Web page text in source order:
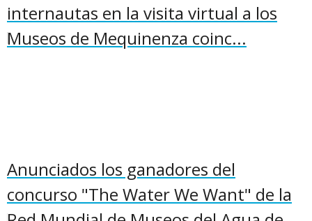
internautas en la visita virtual a los
Museos de Mequinenza coinc...
Anunciados los ganadores del
concurso "The Water We Want" de la